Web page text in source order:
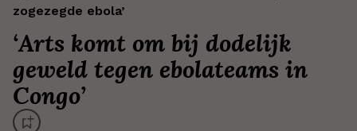
zogezegde ebola’
‘Arts komt om bij dodelijk
geweld tegen ebolateams in
Congo’